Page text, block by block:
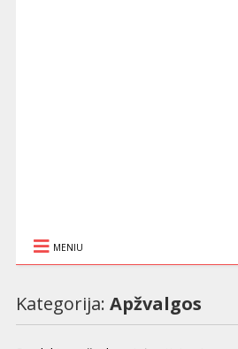
MENIU
Kategorija: Apžvalgos